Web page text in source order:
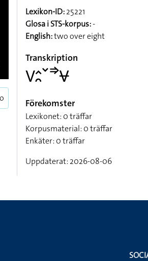
fullscreen
Lexikon-ID:25221
Glosa i STS-korpus:-
English:two over eight
Transkription
􌤭􌤵􌥘􌥧􌦆􌤮
Förekomster
Lexikonet: 0 träffar
Korpusmaterial: 0 träffar
Enkäter: 0 träffar
Uppdaterat: 2026-08-06